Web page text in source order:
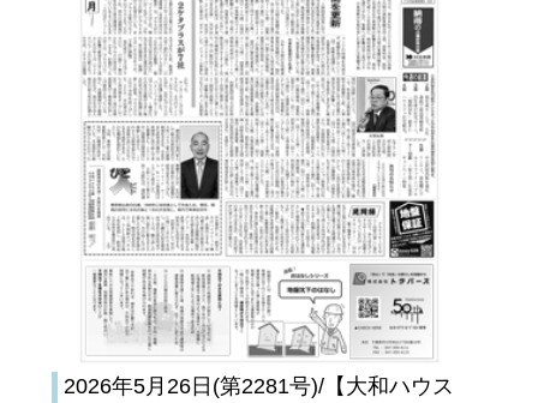
2026年5月26日(第2281号)/【大和ハウス